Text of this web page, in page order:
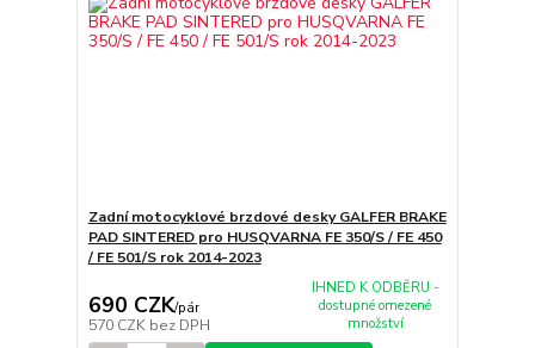
Zadní motocyklové brzdové desky GALFER BRAKE
PAD SINTERED pro HUSQVARNA FE 350/S / FE 450
/ FE 501/S rok 2014-2023
690 CZK/pár
570 CZK bez DPH
IHNED K ODBĚRU -
dostupné omezené
množství